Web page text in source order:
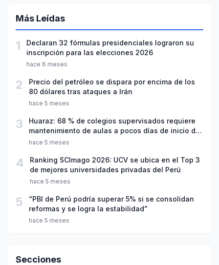
Más Leídas
1
Declaran 32 fórmulas presidenciales lograron su
inscripción para las elecciones 2026
hace 6 meses
2
Precio del petróleo se dispara por encima de los
80 dólares tras ataques a Irán
hace 5 meses
3
Huaraz: 68 % de colegios supervisados requiere
mantenimiento de aulas a pocos días de inicio del
año escolar 2026
hace 5 meses
4
Ranking SCImago 2026: UCV se ubica en el Top 3
de mejores universidades privadas del Perú
hace 5 meses
5
“PBI de Perú podría superar 5% si se consolidan
reformas y se logra la estabilidad”
hace 5 meses
Secciones